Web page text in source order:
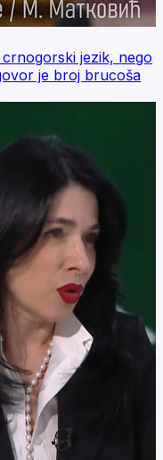
jezik, nego
je broj brucoša